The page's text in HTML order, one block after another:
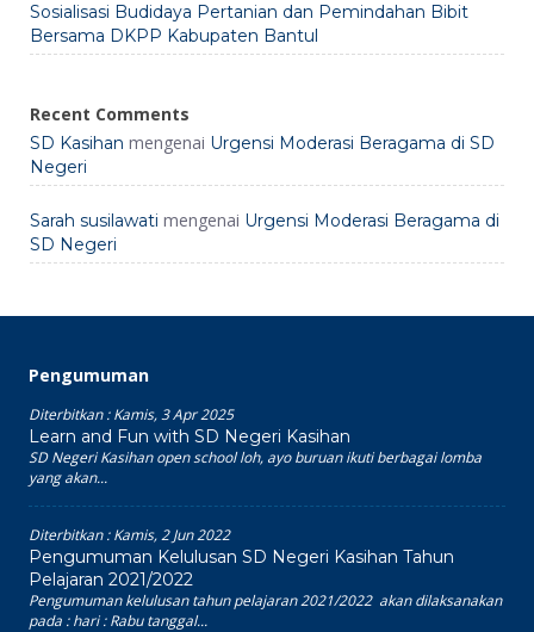
Sosialisasi Budidaya Pertanian dan Pemindahan Bibit
Bersama DKPP Kabupaten Bantul
Recent Comments
SD Kasihan mengenai Urgensi Moderasi Beragama di SD
Negeri
Sarah susilawati mengenai Urgensi Moderasi Beragama di
SD Negeri
Pengumuman
Diterbitkan :Kamis, 3 Apr 2025
Learn and Fun with SD Negeri Kasihan
SD Negeri Kasihan open school loh, ayo buruan ikuti berbagai lomba
yang akan...
Diterbitkan :Kamis, 2 Jun 2022
Pengumuman Kelulusan SD Negeri Kasihan Tahun
Pelajaran 2021/2022
Pengumuman kelulusan tahun pelajaran 2021/2022 akan dilaksanakan
pada : hari : Rabu tanggal...